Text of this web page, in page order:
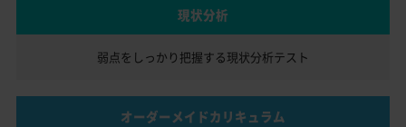
現状分析
弱点をしっかり把握する現状分析テスト
オーダーメイドカリキュラム